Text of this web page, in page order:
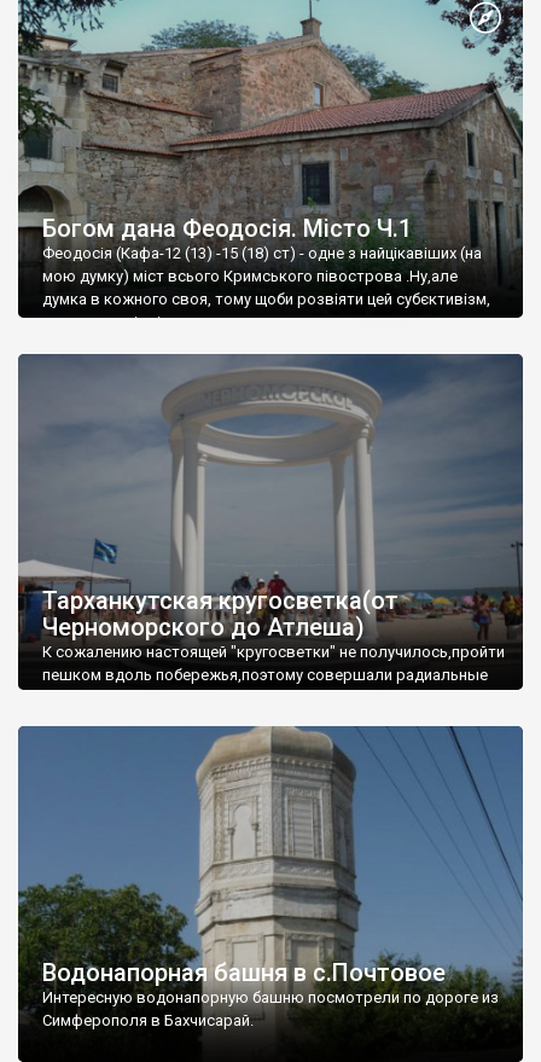
Богом дана Феодосія. Місто Ч.1
Феодосія (Кафа-12 (13) -15 (18) ст) - одне з найцікавіших (на
мою думку) міст всього Кримського півострова .Ну,але
думка в кожного своя, тому щоби розвіяти цей субєктивізм,
запрошую відвідати це
Тарханкутская кругосветка(от
Черноморского до Атлеша)
К сожалению настоящей "кругосветки" не получилось,пройти
пешком вдоль побережья,поэтому совершали радиальные
Водонапорная башня в с.Почтовое
Интересную водонапорную башню посмотрели по дороге из
Симферополя в Бахчисарай.